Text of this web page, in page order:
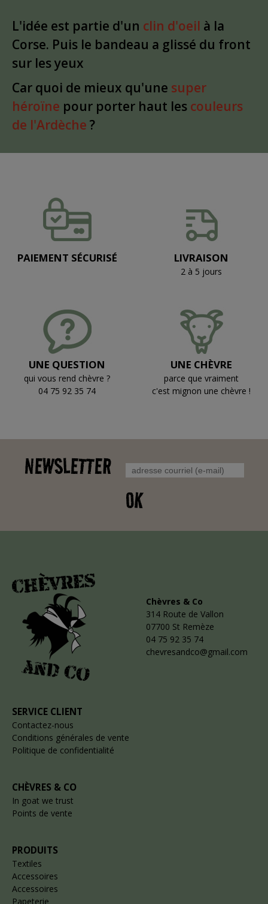
L'idée est partie d'un clin d'oeil à la
Corse. Puis le bandeau a glissé du front
sur les yeux
Car quoi de mieux qu'une super
héroïne pour porter haut les couleurs
de l'Ardèche ?
PAIEMENT SÉCURISÉ LIVRAISON
2 à 5 jours
UNE QUESTION
qui vous rend chèvre ?
04 75 92 35 74
UNE CHÈVRE
parce que vraiment
c'est mignon une chèvre !
NEWSLETTER
OK
Chèvres & Co
314 Route de Vallon
07700 St Remèze
04 75 92 35 74
chevresandco@gmail.com
SERVICE CLIENT
Contactez-nous
Conditions générales de vente
Politique de confidentialité
CHÈVRES & CO
In goat we trust
Points de vente
PRODUITS
Textiles
Accessoires
Accessoires
Papeterie